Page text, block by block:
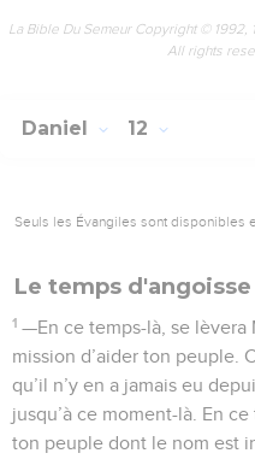
La Bible Du Semeur Copyright ©
All rights
Daniel 12
Seuls les Évangiles sont disponibles
Le temps
1 —En ce temps-là, se
mission d’aider ton peuple.
qu’il n’y en a jamais eu
jusqu’à ce moment-là. En
ton peuple dont le nom est